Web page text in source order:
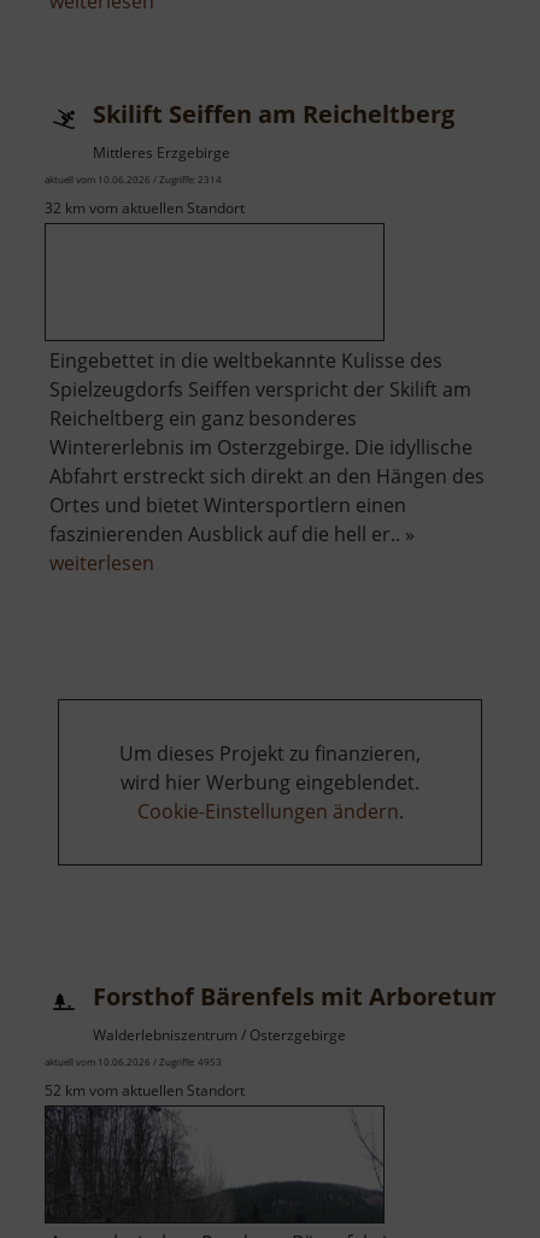
Skilift Seiffen am Reicheltberg
Mittleres Erzgebirge
aktuell vom 10.06.2026 / Zugriffe: 2314
32 km vom aktuellen Standort
Eingebettet in die weltbekannte Kulisse des
Spielzeugdorfs Seiffen verspricht der Skilift am
Reicheltberg ein ganz besonderes
Wintererlebnis im Osterzgebirge. Die idyllische
Abfahrt erstreckt sich direkt an den Hängen des
Ortes und bietet Wintersportlern einen
faszinierenden Ausblick auf die hell er.. »
weiterlesen
Um dieses Projekt zu finanzieren,
wird hier Werbung eingeblendet.
Cookie-Einstellungen ändern.
Forsthof Bärenfels mit Arboretum
Walderlebniszentrum / Osterzgebirge
aktuell vom 10.06.2026 / Zugriffe: 4953
52 km vom aktuellen Standort